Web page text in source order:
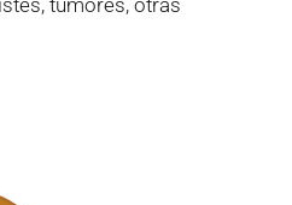
tumores, otras